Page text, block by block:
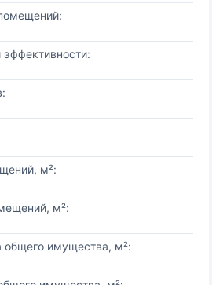
эффективности:
м²:
м²:
общего имущества, м²: